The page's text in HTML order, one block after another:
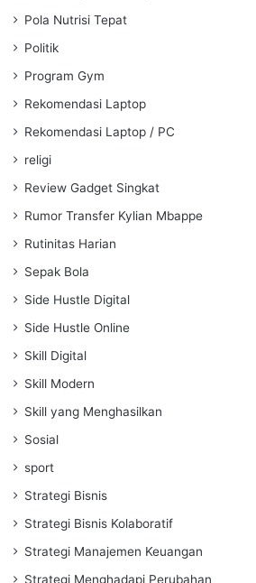
Pola Nutrisi Tepat
Politik
Program Gym
Rekomendasi Laptop
Rekomendasi Laptop / PC
religi
Review Gadget Singkat
Rumor Transfer Kylian Mbappe
Rutinitas Harian
Sepak Bola
Side Hustle Digital
Side Hustle Online
Skill Digital
Skill Modern
Skill yang Menghasilkan
Sosial
sport
Strategi Bisnis
Strategi Bisnis Kolaboratif
Strategi Manajemen Keuangan
Strategi Menghadapi Perubahan